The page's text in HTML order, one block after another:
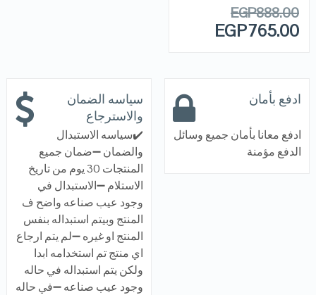
EGP888.00
EGP765.00
ادفع بأمان
ادفع معانا بأمان جميع وسائل
الدفع مؤمنة
سياسه الضمان
والاسترجاع
✔️سياسه الاستبدال
والضمان ➖ضمان جميع
المنتجات 30 يوم من تاريخ
الاستلام ➖الاستبدال في
وجود عيب صناعه واضح ف
المنتج وبيتم استبداله بنفس
المنتج او غيره ➖لم يتم ارجاع
اي منتج تم استخدامه ابدا
ولكن يتم استبداله في حاله
وجود عيب صناعه ➖في حاله